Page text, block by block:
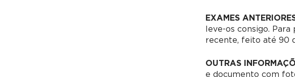
EXAMES
leve-os consigo. Para
recente, feito até 90
OUTRAS
e documento com